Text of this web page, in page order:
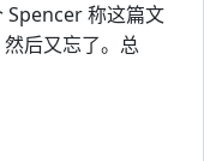
Spencer 称这篇文
后又忘了。总